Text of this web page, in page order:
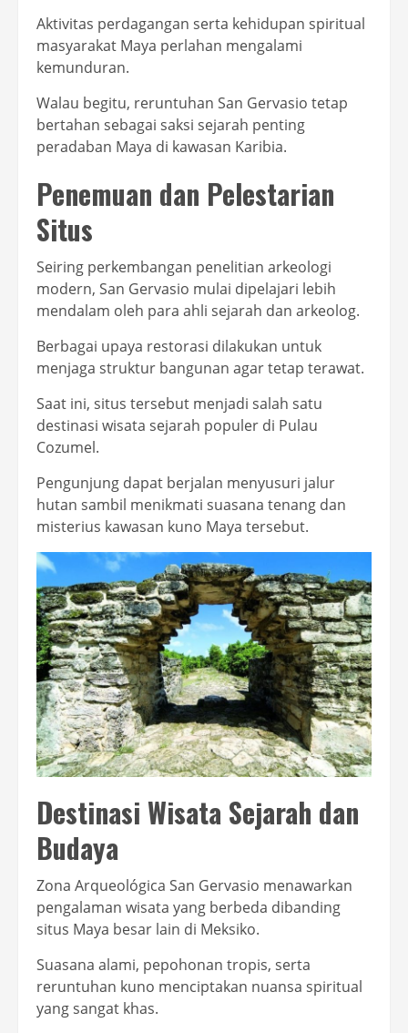
Aktivitas perdagangan serta kehidupan spiritual
masyarakat Maya perlahan mengalami
kemunduran.
Walau begitu, reruntuhan San Gervasio tetap
bertahan sebagai saksi sejarah penting
peradaban Maya di kawasan Karibia.
Penemuan dan Pelestarian
Situs
Seiring perkembangan penelitian arkeologi
modern, San Gervasio mulai dipelajari lebih
mendalam oleh para ahli sejarah dan arkeolog.
Berbagai upaya restorasi dilakukan untuk
menjaga struktur bangunan agar tetap terawat.
Saat ini, situs tersebut menjadi salah satu
destinasi wisata sejarah populer di Pulau
Cozumel.
Pengunjung dapat berjalan menyusuri jalur
hutan sambil menikmati suasana tenang dan
misterius kawasan kuno Maya tersebut.
Destinasi Wisata Sejarah dan
Budaya
Zona Arqueológica San Gervasio menawarkan
pengalaman wisata yang berbeda dibanding
situs Maya besar lain di Meksiko.
Suasana alami, pepohonan tropis, serta
reruntuhan kuno menciptakan nuansa spiritual
yang sangat khas.